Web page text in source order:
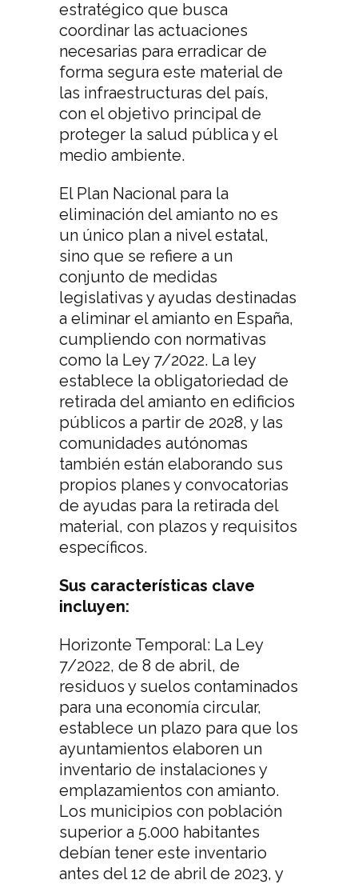
estratégico que busca
coordinar las actuaciones
necesarias para erradicar de
forma segura este material de
las infraestructuras del país,
con el objetivo principal de
proteger la salud pública y el
medio ambiente.
El Plan Nacional para la
eliminación del amianto no es
un único plan a nivel estatal,
sino que se refiere a un
conjunto de medidas
legislativas y ayudas destinadas
a eliminar el amianto en España,
cumpliendo con normativas
como la Ley 7/2022. La ley
establece la obligatoriedad de
retirada del amianto en edificios
públicos a partir de 2028, y las
comunidades autónomas
también están elaborando sus
propios planes y convocatorias
de ayudas para la retirada del
material, con plazos y requisitos
específicos.
Sus características clave
incluyen:
Horizonte Temporal: La Ley
7/2022, de 8 de abril, de
residuos y suelos contaminados
para una economía circular,
establece un plazo para que los
ayuntamientos elaboren un
inventario de instalaciones y
emplazamientos con amianto.
Los municipios con población
superior a 5.000 habitantes
debían tener este inventario
antes del 12 de abril de 2023, y